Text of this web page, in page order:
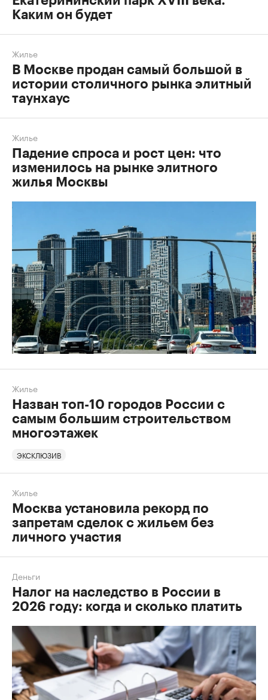
Каким он будет
Жилье
В Москве продан самый большой в
истории столичного рынка элитный
таунхаус
Жилье
Падение спроса и рост цен: что
изменилось на рынке элитного
жилья Москвы
Жилье
Назван топ-10 городов России с
самым большим строительством
многоэтажек
ЭКСКЛЮЗИВ
Жилье
Москва установила рекорд по
запретам сделок с жильем без
личного участия
Деньги
Налог на наследство в России в
2026 году: когда и сколько платить